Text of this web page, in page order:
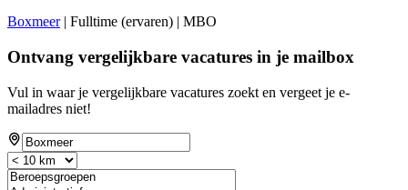
Boxmeer| Fulltime (ervaren) | MBO
Ontvang vergelijkbare vacatures in je mailbox
Vul in waar je vergelijkbare vacatures zoekt en vergeet je e-
mailadres niet!